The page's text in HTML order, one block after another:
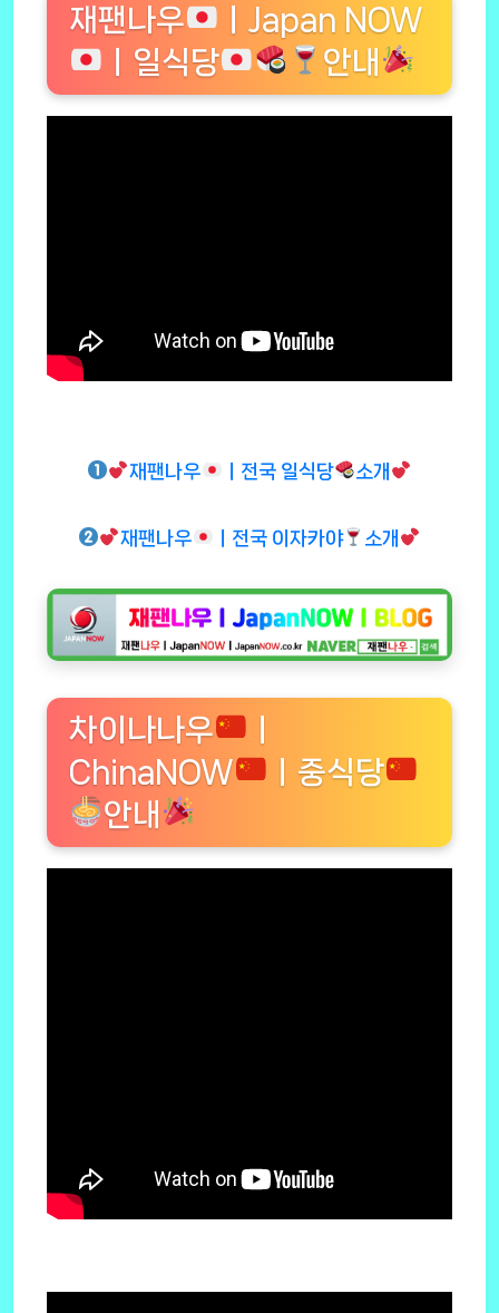
재팬나우
ㅣJapan NOW
ㅣ일식당
안내
재팬나우 ㅣ전국 일식당 소개
재팬나우 ㅣ전국 이자카야 소개
차이나나우
ChinaNOW
ㅣ중식당
안내